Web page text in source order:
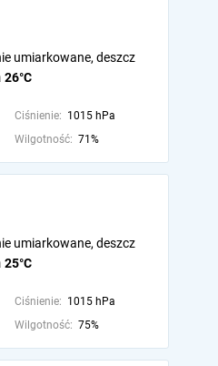
26°C
umiarkowane, deszcz
Ciśnienie: 1015 hPa
Wilgotność: 71%
25°C
umiarkowane, deszcz
Ciśnienie: 1015 hPa
Wilgotność: 75%